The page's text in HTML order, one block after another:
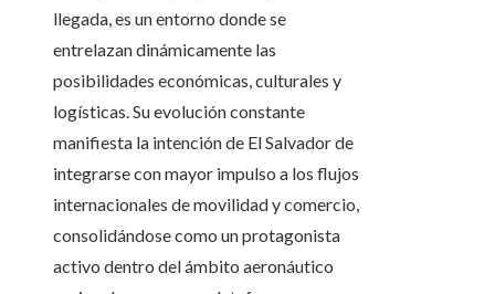
llegada, es un entorno donde se
entrelazan dinámicamente las
posibilidades económicas, culturales y
logísticas. Su evolución constante
manifiesta la intención de El Salvador de
integrarse con mayor impulso a los flujos
internacionales de movilidad y comercio,
consolidándose como un protagonista
activo dentro del ámbito aeronáutico